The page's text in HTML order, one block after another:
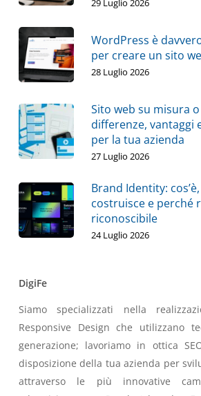
29 Luglio 2026
WordPress è
per creare un sito
28 Luglio 2026
Sito web su misura
differenze, vantaggi
per la tua azienda
27 Luglio 2026
Brand Identity:
costruisce e perché
riconoscibile
24 Luglio 2026
DigiFe
Siamo specializzati nella
Responsive Design che utilizzano
generazione; lavoriamo in ottica
disposizione della tua azienda per
attraverso le più innovative